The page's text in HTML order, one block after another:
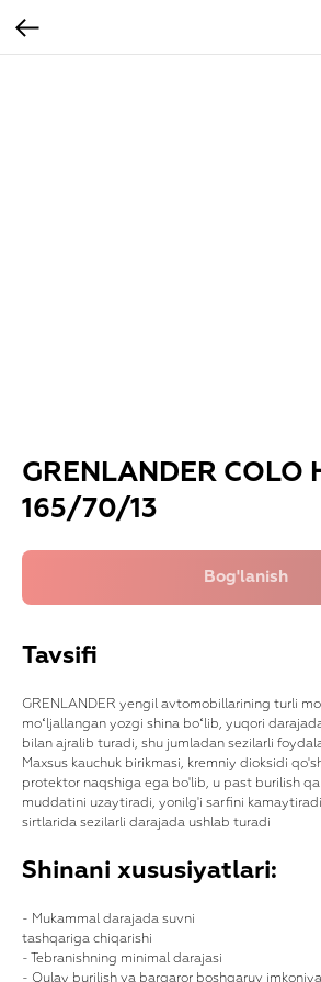
GRENLANDER COLO
165/70/13
Tavsifi
GRENLANDER yengil avtomobillarining turli
moʻljallangan yozgi shina boʻlib, yuqori
bilan ajralib turadi, shu jumladan sezilarli
Maxsus kauchuk birikmasi, kremniy dioksidi
protektor naqshiga ega bo'lib, u past burilish
muddatini uzaytiradi, yonilg'i sarfini
sirtlarida sezilarli darajada ushlab turadi
Shinani xususiyatlari:
- Mukammal darajada suvni
tashqariga chiqarishi
- Tebranishning minimal darajasi
- Qulay burilish va barqaror boshqaruv